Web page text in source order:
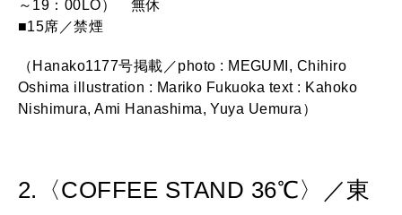
～19：00LO） 無休
■15席／禁煙
（Hanako1177号掲載／photo : MEGUMI, Chihiro
Oshima illustration : Mariko Fukuoka text : Kahoko
Nishimura, Ami Hanashima, Yuya Uemura）
2.〈COFFEE STAND 36℃〉／東